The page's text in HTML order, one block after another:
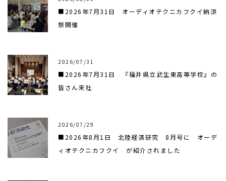
■2026年7月31日 オーディオテクニカフクイ納涼
祭開催
2026/07/31
■2026年7月31日 『福井県立武生東高等学校』の
皆さん来社
2026/07/29
■2026年8月1日 北陸経済研究 8月号に オーデ
ィオテクニカフクイ が紹介されました